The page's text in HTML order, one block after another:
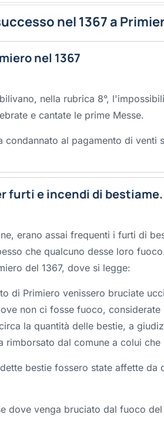
nel 1367 a
nel 1367
nella rubrica 8°,
e cantate le prime Messe.
condannato al pagamento di venti
furti e incendi di bestiame.
erano assai frequenti i furti di
che qualcuno desse loro
del 1367, dove si legge:
di Primiero venissero bruciate
non ci fosse fuoco,
la quantità delle bestie, a
rimborsato dal comune a colui
bestie fossero state affette da
dove venga bruciato dal fuoco